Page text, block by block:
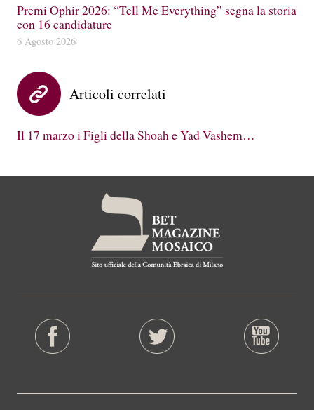
Premi Ophir 2026: “Tell Me Everything” segna la storia
con 16 candidature
6 Agosto 2026
Articoli correlati
Il 17 marzo i Figli della Shoah e Yad Vashem…